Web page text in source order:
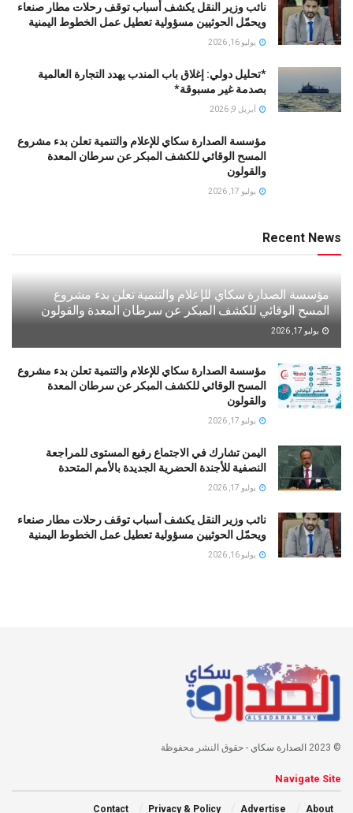
نائب وزير النقل يكشف أسباب توقف رحلات مطار صنعاء
ويحمّل الحوثيين مسؤولية تعطيل عمل الخطوط اليمنية
يوليو 16, 2026
*تحليل دولي: إغلاق باب المندب يهدد التجارة العالمية
بصدمة غير مسبوقة*
أبريل 9, 2026
مؤسسة الصدارة سكاي للإعلام والتنمية تعلن بدء مشروع
المسح الوقائي للكشف المبكر عن سرطان المعدة
والقولون
يوليو 17, 2026
Recent News
مؤسسة الصدارة سكاي للإعلام والتنمية تعلن بدء مشروع
المسح الوقائي للكشف المبكر عن سرطان المعدة والقولون
يوليو 17, 2026
مؤسسة الصدارة سكاي للإعلام والتنمية تعلن بدء مشروع
المسح الوقائي للكشف المبكر عن سرطان المعدة
والقولون
يوليو 17, 2026
اليمن تشارك في الاجتماع رفيع المستوى للمراجعة
النصفية للأجندة الحضرية الجديدة بالأمم المتحدة
يوليو 17, 2026
نائب وزير النقل يكشف أسباب توقف رحلات مطار صنعاء
ويحمّل الحوثيين مسؤولية تعطيل عمل الخطوط اليمنية
يوليو 16, 2026
© 2023 الصدارة سكاي- حقوق النشر محفوظة
Navigate Site
About
Advertise
Privacy & Policy
Contact